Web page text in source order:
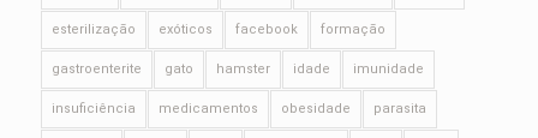
esterilização exóticos facebook formação
gastroenterite gato hamster idade imunidade
insuficiência medicamentos obesidade parasita